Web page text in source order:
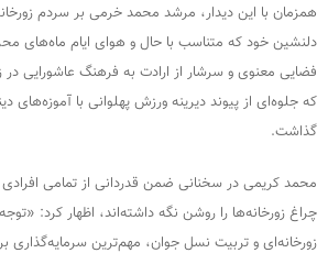
همزمان با این دیدار، مرشد محمد خرمی بر سردم
دلنشین خود که متناسب با حال و هوای ایام ماه‌های
فضایی معنوی و سرشار از ارادت به فرهنگ عاشورایی در
که جلوه‌ای از پیوند دیرینه ورزش پهلوانی با آموزه‌های
گذاشت.
محمد کریمی در سخنانی ضمن قدردانی از تمامی
چراغ زورخانه‌ها را روشن نگه داشته‌اند، اظهار کرد:
زورخانه‌ای و تربیت نسل جوان، مهم‌ترین سرمایه‌گذاری